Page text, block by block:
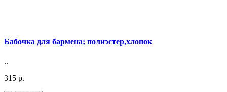
Бабочка для бармена; полиэстер,хлопок
..
315 р.